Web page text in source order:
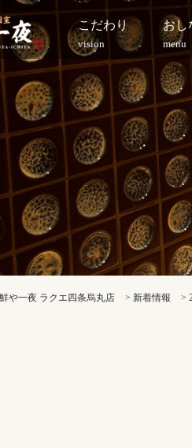
こだわり
vision
おし
menu
や一夜 ラクエ四条烏丸店 > 新着情報 >